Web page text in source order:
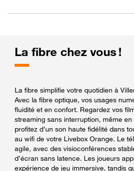
La fibre chez vous !
La fibre simplifie votre quotidien à
Avec la fibre optique, vos usages
fluidité et en confort. Regardez vos
streaming sans interruption, même
profitez d’un son haute fidélité dans
au wifi de votre Livebox Orange. Le
agile, avec des visioconférences
d’écran sans latence. Les joueurs
expérience de jeu immersive, tandis